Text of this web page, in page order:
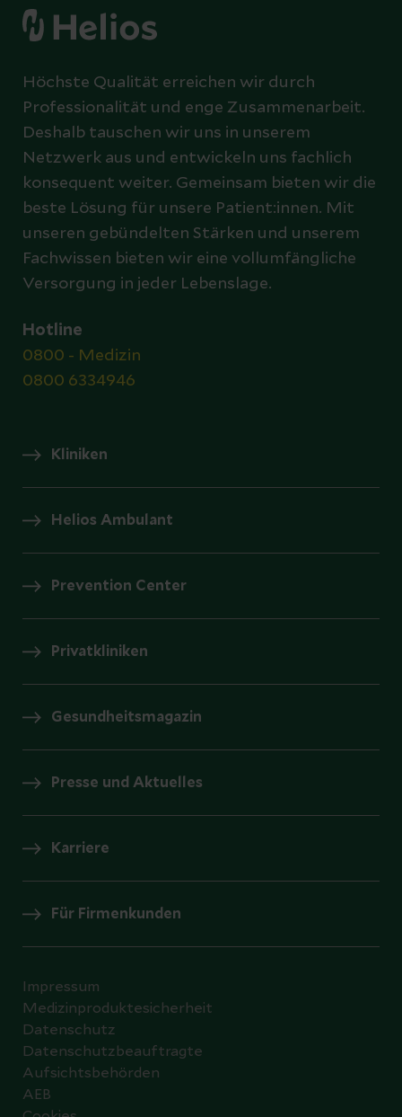
Höchste Qualität erreichen wir durch
Professionalität und enge Zusammenarbeit.
Deshalb tauschen wir uns in unserem
Netzwerk aus und entwickeln uns fachlich
konsequent weiter. Gemeinsam bieten wir die
beste Lösung für unsere Patient:innen. Mit
unseren gebündelten Stärken und unserem
Fachwissen bieten wir eine vollumfängliche
Versorgung in jeder Lebenslage.
Hotline
0800 - Medizin
0800 6334946
Kliniken
Helios Ambulant
Prevention Center
Privatkliniken
Gesundheitsmagazin
Presse und Aktuelles
Karriere
Für Firmenkunden
Impressum
Medizinproduktesicherheit
Datenschutz
Datenschutzbeauftragte
Aufsichtsbehörden
AEB